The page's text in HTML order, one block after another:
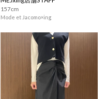
157cm
Mode et Jacomo×ing